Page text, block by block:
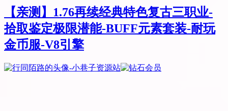
【亲测】1.76再续经典特色复古三职业-
拾取鉴定极限潜能-BUFF元素套装-耐玩
金币服-V8引擎